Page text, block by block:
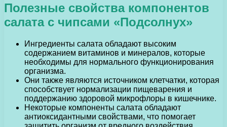
Полезные свойства компонентов
салата с чипсами «Подсолнух»
Ингредиенты салата обладают высоким
содержанием витаминов и минералов, которые
необходимы для нормального функционирования
организма.
Они также являются источником клетчатки, которая
способствует нормализации пищеварения и
поддержанию здоровой микрофлоры в кишечнике.
Некоторые компоненты салата обладают
антиоксидантными свойствами, что помогает